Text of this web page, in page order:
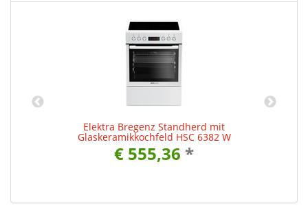
Elektra Bregenz Standherd mit
Glaskeramikkochfeld HSC 6382 W
€ 555,36 *